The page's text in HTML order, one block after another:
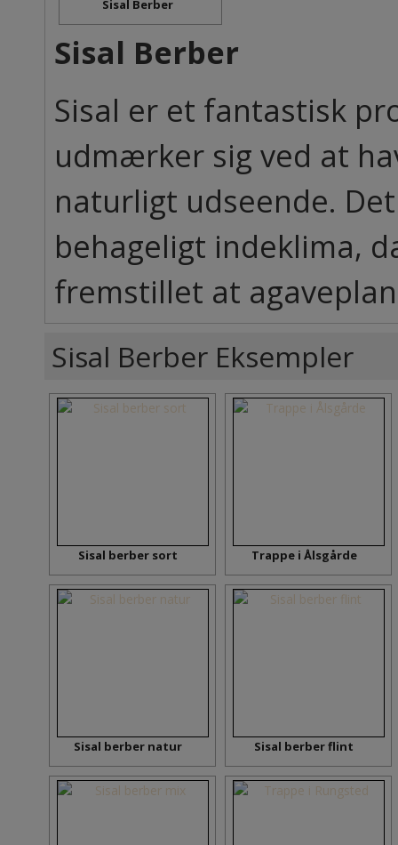
Sisal Berber
Sisal Berber
Sisal er et fantastisk
udmærker sig ved at
naturligt udseende.
behageligt indeklima,
fremstillet at
Sisal Berber Eksempler
Sisal berber sort Trappe i Ålsgårde
Sisal berber natur Sisal berber flint